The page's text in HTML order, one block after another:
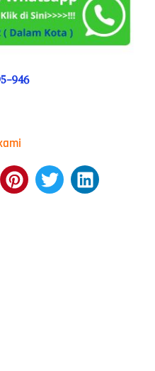
946
Pinterest
TwitterLinkedin